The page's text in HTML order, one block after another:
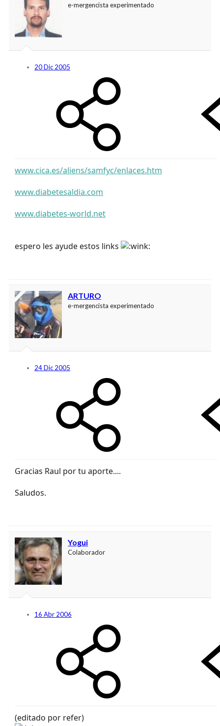
e-mergencista experimentado
20 Dic 2005
www.cica.es/aliens/samfyc/enlaces.htm
www.diabetesaldia.com
www.diabetes-world.net
espero les ayude estos links
ARTURO
e-mergencista experimentado
24 Dic 2005
Gracias Raul por tu aporte....
Saludos.
Yogui
Colaborador
16 Abr 2006
(editado por refer)